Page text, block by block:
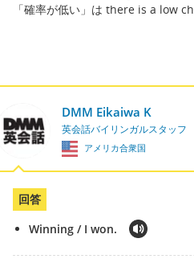
「確率が低い」は there is a low
DMM Eikaiwa K
英会話バイリンガルスタッフ
アメリカ合衆国
回答
Winning / I won.